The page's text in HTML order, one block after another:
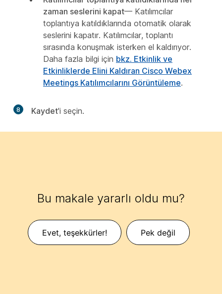
zaman seslerini kapat— Katılımcılar
toplantıya katıldıklarında otomatik olarak
seslerini kapatır. Katılımcılar, toplantı
sırasında konuşmak isterken el kaldırıyor.
Daha fazla bilgi için bkz. Etkinlik ve
Etkinliklerde Elini Kaldıran Cisco Webex
Meetings Katılımcılarını Görüntüleme.
8 Kaydet'i seçin.
Bu makale yararlı oldu mu?
Evet, teşekkürler! Pek değil